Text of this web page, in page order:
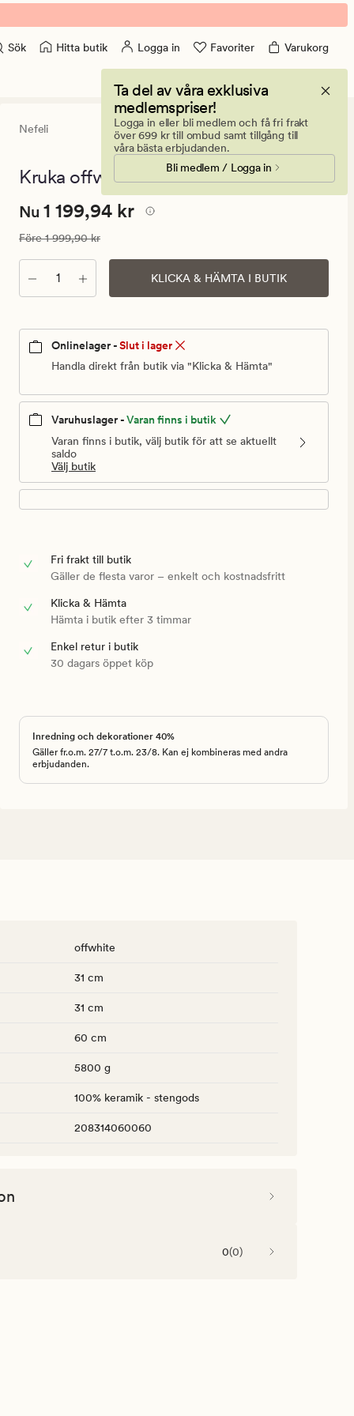
Sök Hitta butik Logga in Favoriter Varukorg
Ta del av våra exklusiva
medlemspriser!
Logga in eller bli medlem och få fri frakt
över 699 kr till ombud samt tillgång till
våra bästa erbjudanden.
Bli medlem / Logga in
Nefeli
0
med
betyg
0
Kruka offwhite - 31x31x60 cm
Nuvarande
1
199,94
kr.
Ordinarie
999,90
Nuvarande pris
Nu 1 199,94 kr
Ordinarie pris 1 999,90 kr
Före1 999,90 kr
Antal KLICKA & HÄMTA I BUTIK
Onlinelager -Slut i lager
Handla direkt från butik via "Klicka & Hämta"
Varuhuslager -Varan finns i butik
Varan finns i butik, välj butik för att se aktuellt
saldo
Välj butik
Fri frakt till butik
Gäller de flesta varor – enkelt och kostnadsfritt
Klicka & Hämta
Hämta i butik efter 3 timmar
Enkel retur i butik
30 dagars öppet köp
Inredning och dekorationer 40%
Gäller fr.o.m. 27/7 t.o.m. 23/8. Kan ej kombineras med andra
erbjudanden.
offwhite
31 cm
31 cm
60 cm
5800 g
100% keramik - stengods
208314060060
0(0)